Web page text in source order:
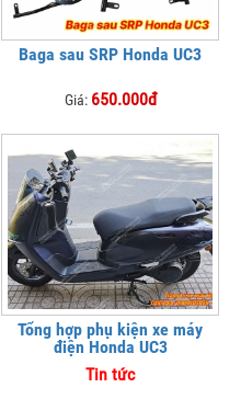
Baga sau SRP Honda UC3
Giá: 650.000đ
Tổng hợp phụ kiện xe máy
điện Honda UC3
Tin tức